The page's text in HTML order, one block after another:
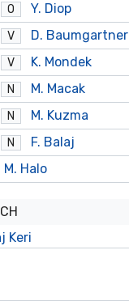
O Y. Diop
V
D. Baumgartner
V K. Mondek
N
M. Macak
N
M. Kuzma
N F. Balaj
M. Halo
Keri